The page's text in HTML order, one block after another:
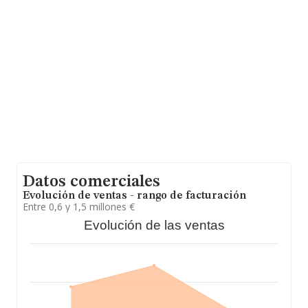
Datos comerciales
Evolución de ventas - rango de facturación
Entre 0,6 y 1,5 millones €
Evolución de las ventas